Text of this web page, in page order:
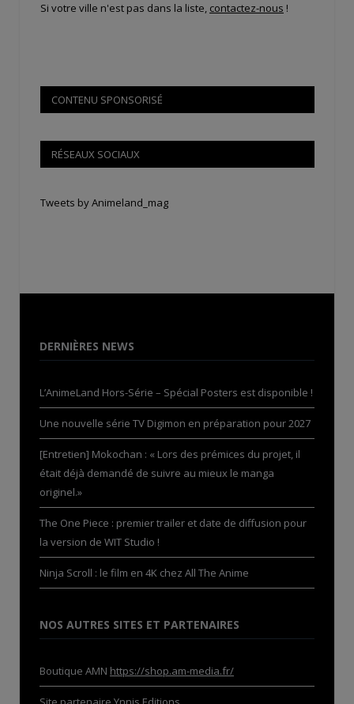
Si votre ville n'est pas dans la liste, contactez-nous !
CONTENU SPONSORISÉ
RÉSEAUX SOCIAUX
Tweets by Animeland_mag
DERNIÈRES NEWS
L’AnimeLand Hors-Série – Spécial Posters est disponible !
Une nouvelle série TV Digimon en préparation pour 2027
[Entretien] Mokochan : « Lors des prémices du projet, il
était déjà demandé de suivre au mieux le manga
originel.»
The One Piece : premier trailer et date de diffusion pour
la version de WIT Studio !
Ninja Scroll : le film en 4K chez All The Anime
NOS AUTRES SITES ET PARTENAIRES
Boutique AMN https://shop.am-media.fr/